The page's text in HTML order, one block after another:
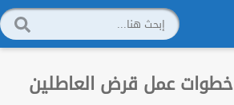
خطوات عمل قرض العاطلين